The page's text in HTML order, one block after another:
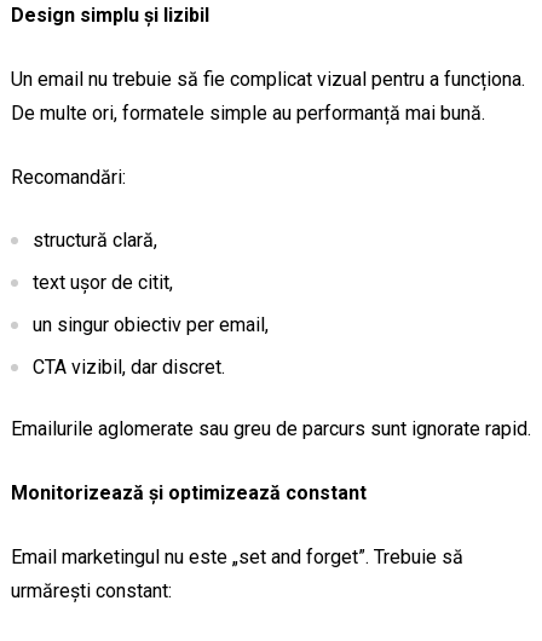
Design simplu și lizibil
Un email nu trebuie să fie complicat vizual pentru a funcționa.
De multe ori, formatele simple au performanță mai bună.
Recomandări:
structură clară,
text ușor de citit,
un singur obiectiv per email,
CTA vizibil, dar discret.
Emailurile aglomerate sau greu de parcurs sunt ignorate rapid.
Monitorizează și optimizează constant
Email marketingul nu este „set and forget”. Trebuie să
urmărești constant: